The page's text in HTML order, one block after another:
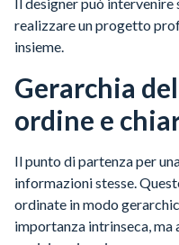
realizzare un progetto
insieme.
Gerarchia
ordine e
Il punto di partenza per
informazioni stesse.
ordinate in modo
importanza intrinseca, ma